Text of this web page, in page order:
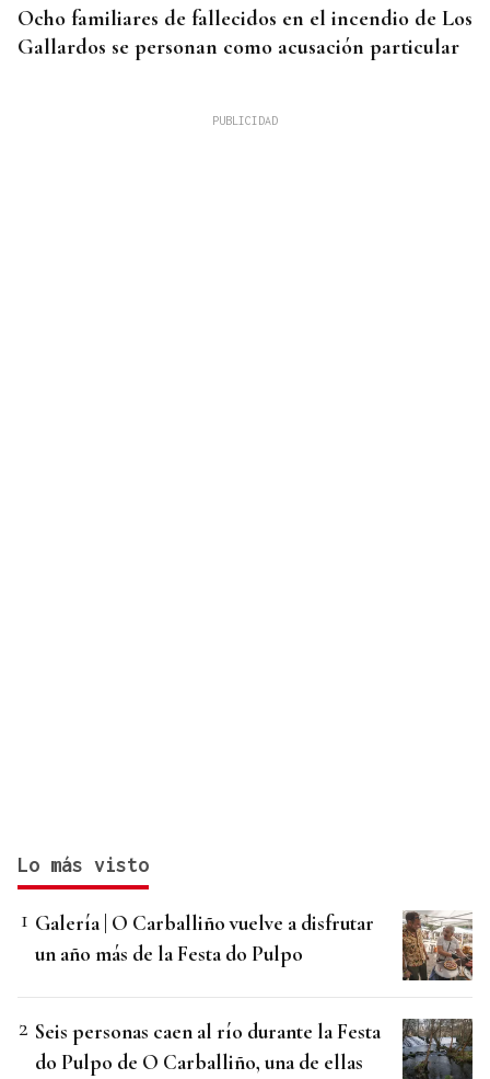
Ocho familiares de fallecidos en el incendio de Los
Gallardos se personan como acusación particular
Lo más visto
Galería | O Carballiño vuelve a disfrutar
un año más de la Festa do Pulpo
Seis personas caen al río durante la Festa
do Pulpo de O Carballiño, una de ellas